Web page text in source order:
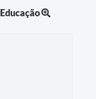
Educação